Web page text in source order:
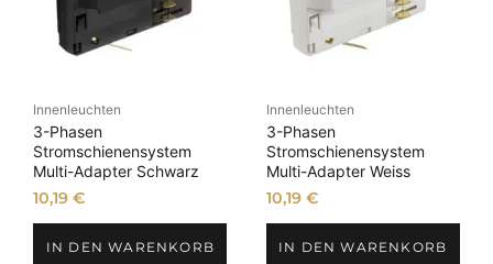
Innenleuchten
3-Phasen
Stromschienensystem
Multi-Adapter Schwarz
10,19€
IN DEN WARENKORB
Innenleuchten
3-Phasen
Stromschienensystem
Multi-Adapter Weiss
10,19 €
IN DEN WARENKORB